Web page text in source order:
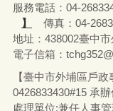
服務電話：04-
】
傳真：04-
地址：438002臺中
電子信箱：
【臺中市外埔區戶
0426833430#15 承辦
處理單位:兼任人事管